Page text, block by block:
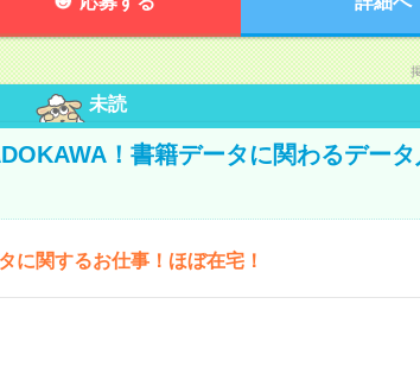
未読
！書籍データに関わるデータ
に関するお仕事！ほぼ在宅！